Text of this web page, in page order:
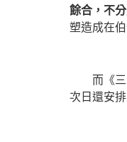
餘合，不分
塑造成在
而《
次日還安